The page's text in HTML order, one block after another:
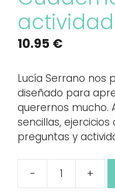
10.95 €
Lucía Serrano nos
diseñado para
querernos mucho.
sencillas,
preguntas y
- +